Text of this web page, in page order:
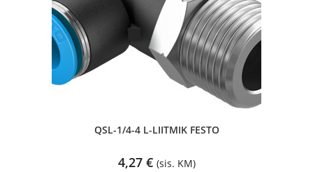
QSL-1/4-4 L-LIITMIK FESTO
4,27 € (sis. KM)